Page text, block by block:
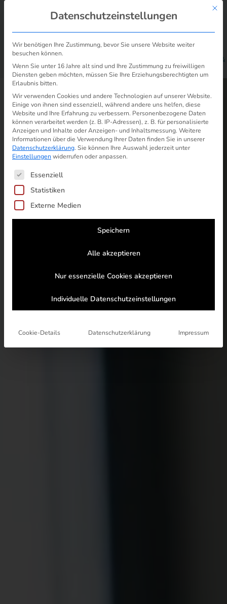
Werbeanrufe & untergeschobene Verträge Strom &
Gas abwehren
Mit
Datenschutzeinstellungen
Wir benötigen Ihre Zustimmung, bevor Sie unsere Website weiter
besuchen können.
Wenn Sie unter 16 Jahre alt sind und Ihre Zustimmung zu freiwilligen
Diensten geben möchten, müssen Sie Ihre Erziehungsberechtigten um
Erlaubnis bitten.
Wir verwenden Cookies und andere Technologien auf unserer Website.
Einige von ihnen sind essenziell, während andere uns helfen, diese
Website und Ihre Erfahrung zu verbessern. Personenbezogene Daten
können verarbeitet werden (z. B. IP-Adressen), z. B. für personalisierte
Anzeigen und Inhalte oder Anzeigen- und Inhaltsmessung. Weitere
Informationen über die Verwendung Ihrer Daten finden Sie in unserer
Datenschutzerklärung. Sie können Ihre Auswahl jederzeit unter
Einstellungen widerrufen oder anpassen.
Es folgt eine Liste der Service-Gruppen, für die
Essenziell
Statistiken
Externe Medien
Speichern
Alle akzeptieren
Nur essenzielle Cookies akzeptieren
Individuelle Datenschutzeinstellungen
Cookie-Details Datenschutzerklärung Impressum